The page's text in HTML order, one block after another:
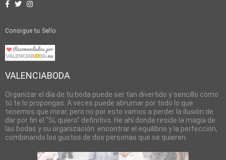
Consigue tu Sello:
VALENCIABODA
Organizar el día de tu boda puede ser tan divertido y sencillo como
tú te lo propongas. A veces puede abrumar por todo lo que
tenemos que mirar, pero no por esto vamos a perder la ilusión de
dar por fin el “Sí, quiero” definitivo. He ahí donde reside la magia de
las bodas y su organización: encontrar el equilibrio y la perfección,
combinando los gustos de dos personas que se quieren.